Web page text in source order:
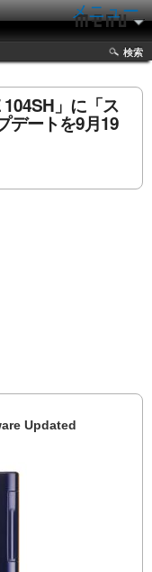
メニュー
検索
」に「ス
デートを9月19
Updated